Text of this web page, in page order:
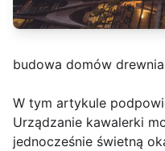
budowa domów
W tym artykule
Urządzanie kawalerki
jednocześnie świetną